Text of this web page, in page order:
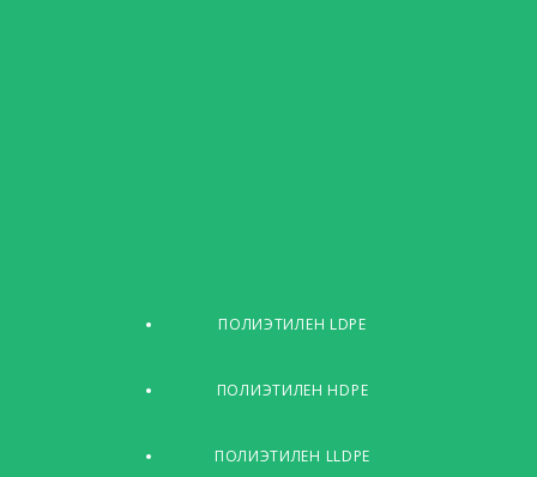
ПОЛИЭТИЛЕН LDPE
ПОЛИЭТИЛЕН HDPE
ПОЛИЭТИЛЕН LLDPE